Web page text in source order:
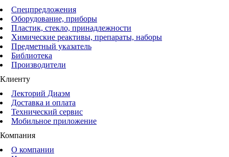
Спецпредложения
Оборудование, приборы
Пластик, стекло, принадлежности
Химические реактивы, препараты, наборы
Предметный указатель
Библиотека
Производители
Клиенту
Лекторий Диаэм
Доставка и оплата
Технический сервис
Мобильное приложение
Компания
О компании